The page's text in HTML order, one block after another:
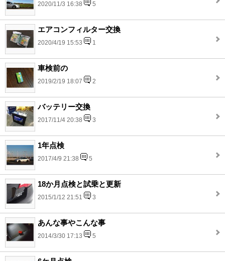
2020/11/3 16:38 5
エアコンフィルター交換
2020/4/19 15:53 1
車検前の
2019/2/19 18:07 2
バッテリー交換
2017/11/4 20:38 3
1年点検
2017/4/9 21:38 5
18か月点検と試乗と更新
2015/1/12 21:51 3
あんな事やこんな事
2014/3/30 17:13 5